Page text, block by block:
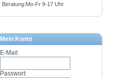
Beratung:Mo-Fr 9-17 Uhr
Mein Konto
E-Mail:
Passwort: